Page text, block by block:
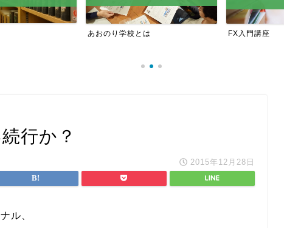
あおのり学校とは FX入門講座
行か？
2015年12月28日
ル、